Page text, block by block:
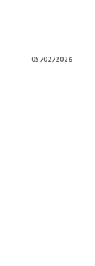
05/02/2026